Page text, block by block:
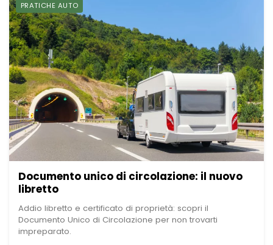
PRATICHE AUTO
Documento unico di circolazione: il nuovo
libretto
Addio libretto e certificato di proprietà: scopri il
Documento Unico di Circolazione per non trovarti
impreparato.